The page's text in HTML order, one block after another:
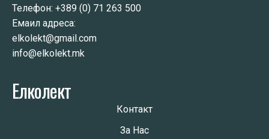
Телефон: +389 (0) 71 263 500
Емаил адреса:
elkolekt@gmail.com
info@elkolekt.mk
Елколект
Контакт
За Нас